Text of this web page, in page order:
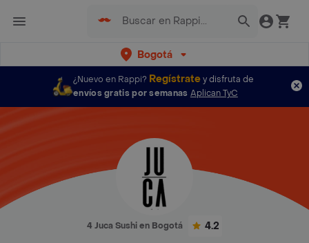
Bogotá
¿Nuevo en Rappi? Regístratey disfruta de
envíos gratis por semanas Aplican TyC
4 Juca Sushi en Bogotá 4.2